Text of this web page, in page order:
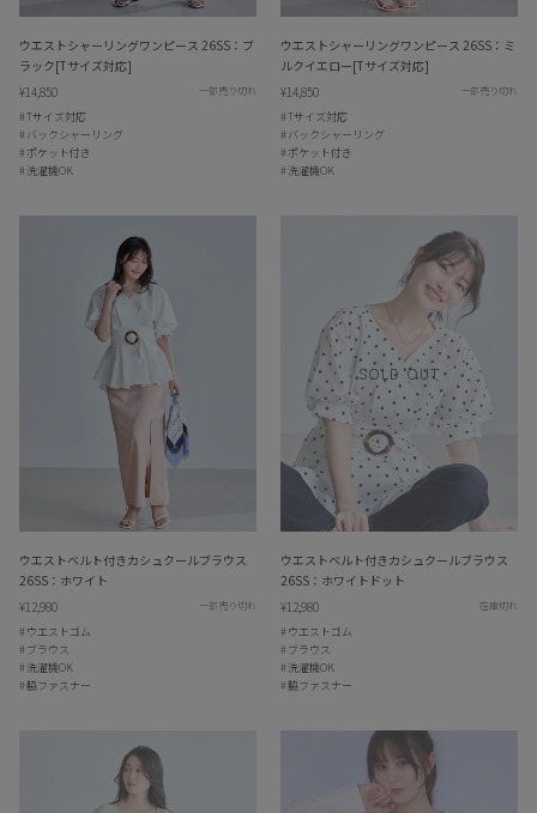
ウエストシャーリングワンピース 26SS：ブ
ラック[Tサイズ対応]
¥14,850
一部売り切れ
Tサイズ対応
バックシャーリング
ポケット付き
洗濯機OK
ウエストシャーリングワンピース 26SS：ミ
ルクイエロー[Tサイズ対応]
¥14,850
一部売り切れ
Tサイズ対応
バックシャーリング
ポケット付き
洗濯機OK
ウエストベルト付きカシュクールブラウス
26SS：ホワイト
¥12,980
一部売り切れ
ウエストゴム
ブラウス
洗濯機OK
脇ファスナー
SOLD OUT
ウエストベルト付きカシュクールブラウス
26SS：ホワイトドット
¥12,980
在庫切れ
ウエストゴム
ブラウス
洗濯機OK
脇ファスナー